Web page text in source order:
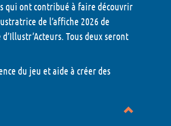
qui ont contribué à faire découvrir
de l’affiche 2026 de
Tous deux seront
du jeu et aide à créer des